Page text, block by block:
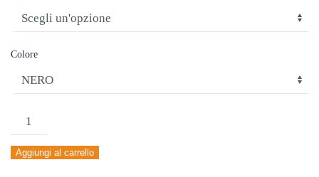
Colore
PANTALONE
DONNA
JOMA
Aggiungi al carrello